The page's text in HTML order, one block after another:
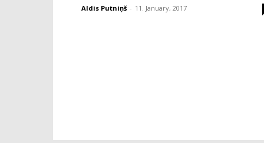
Aldis Putniņš - 11. January, 2017